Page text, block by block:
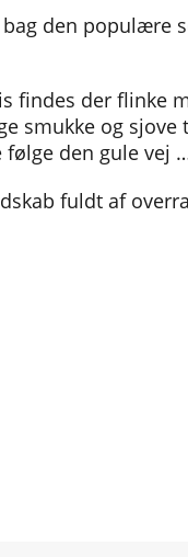
den populære
findes der flinke
smukke og sjove
følge den gule vej
fuldt af